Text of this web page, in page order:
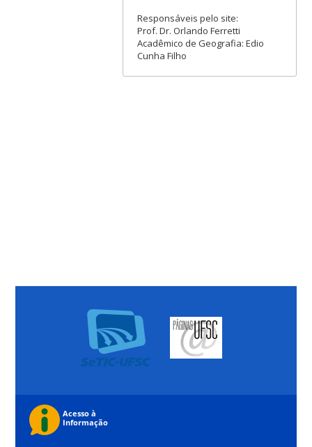
Responsáveis pelo site:
Prof. Dr. Orlando Ferretti
Acadêmico de Geografia: Edio
Cunha Filho